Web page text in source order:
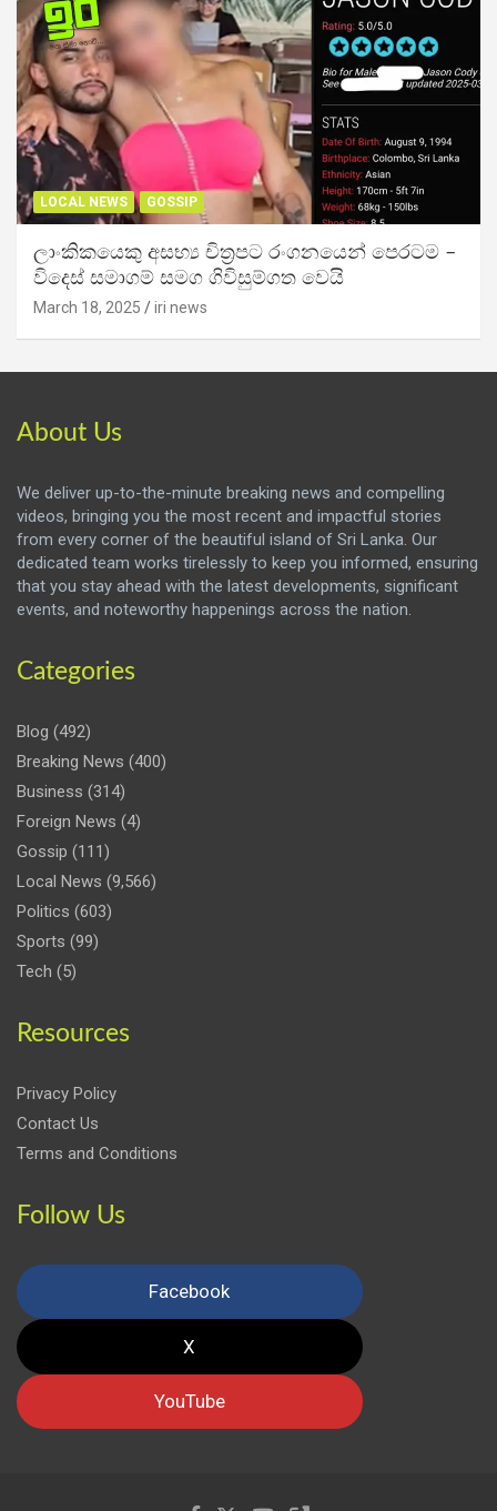
LOCAL NEWS GOSSIP
ලාංකිකයෙකු අසභ්‍ය චිත්‍රපට රංගනයෙන් පෙරටම –
විදෙස් සමාගම් සමග ගිවිසුම්ගත වෙයි
March 18, 2025 iri news
About Us
We deliver up-to-the-minute breaking news and compelling
videos, bringing you the most recent and impactful stories
from every corner of the beautiful island of Sri Lanka. Our
dedicated team works tirelessly to keep you informed, ensuring
that you stay ahead with the latest developments, significant
events, and noteworthy happenings across the nation.
Categories
Blog (492)
Breaking News (400)
Business (314)
Foreign News (4)
Gossip (111)
Local News (9,566)
Politics (603)
Sports (99)
Tech (5)
Resources
Privacy Policy
Contact Us
Terms and Conditions
Follow Us
Facebook
X
YouTube